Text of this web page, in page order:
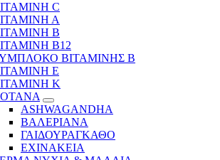
C
Α
Β
Β12
ΒΙΤΑΜΙΝΗΣ Β
Ε
Κ
ASHWAGANDHA
ΒΑΛΕΡΙΑΝΑ
ΓΑΙΔΟΥΡΑΓΚΑΘΟ
ΕΧΙΝΑΚΕΙΑ